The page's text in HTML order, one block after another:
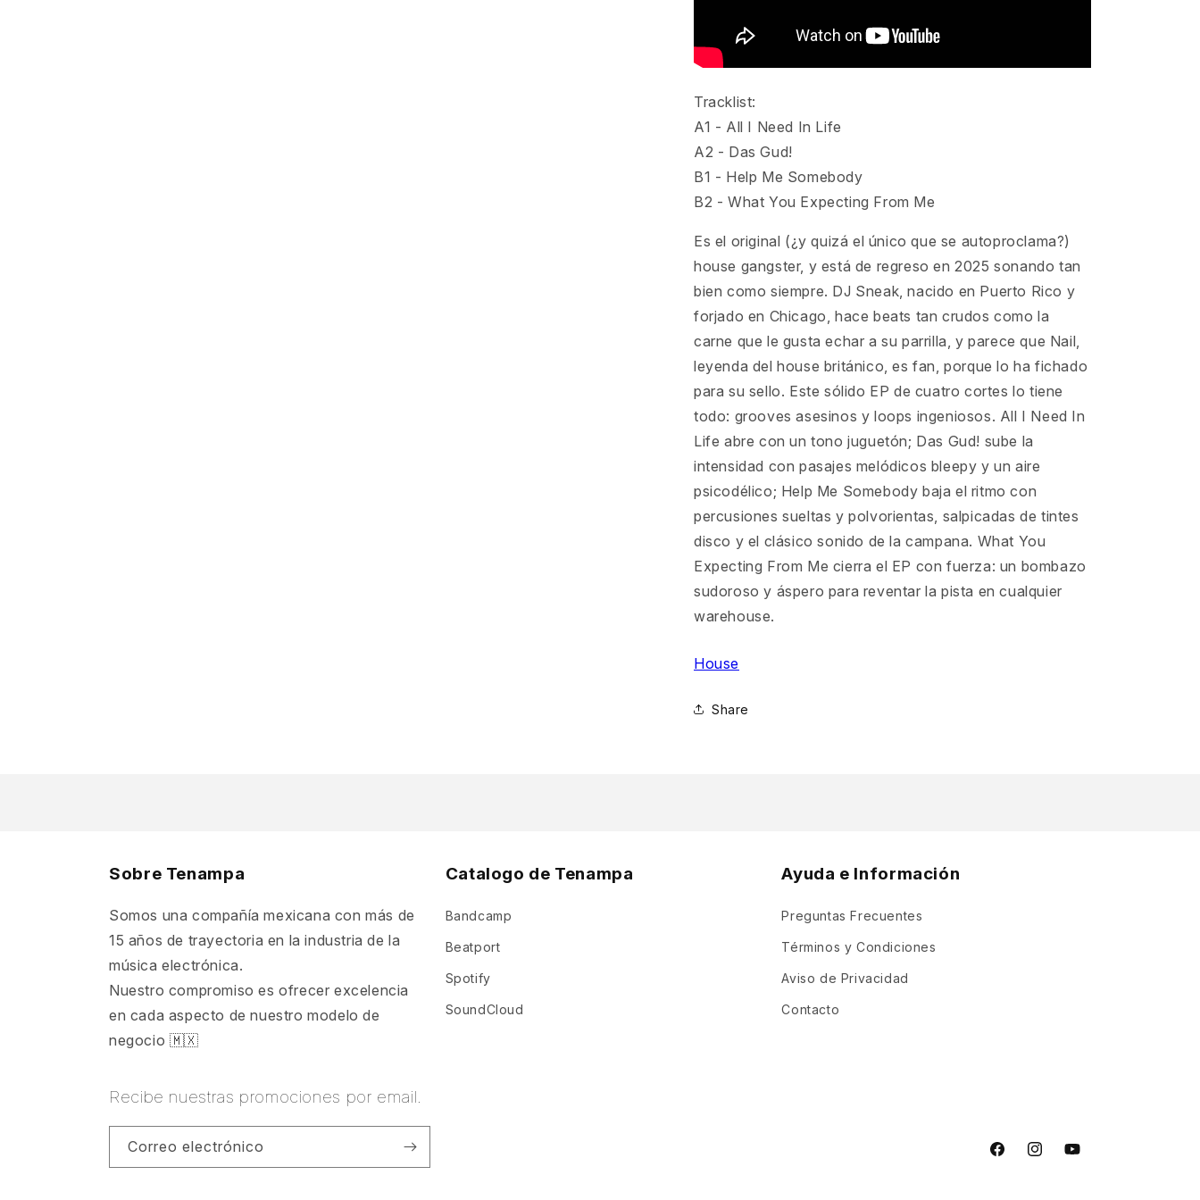
Tracklist:
A1 - All I Need In Life
A2 - Das Gud!
B1 - Help Me Somebody
B2 - What You Expecting From Me
Es el original (¿y quizá el único que se autoproclama?)
house gangster, y está de regreso en 2025 sonando tan
bien como siempre. DJ Sneak, nacido en Puerto Rico y
forjado en Chicago, hace beats tan crudos como la
carne que le gusta echar a su parrilla, y parece que Nail,
leyenda del house británico, es fan, porque lo ha fichado
para su sello. Este sólido EP de cuatro cortes lo tiene
todo: grooves asesinos y loops ingeniosos. All I Need In
Life abre con un tono juguetón; Das Gud! sube la
intensidad con pasajes melódicos bleepy y un aire
psicodélico; Help Me Somebody baja el ritmo con
percusiones sueltas y polvorientas, salpicadas de tintes
disco y el clásico sonido de la campana. What You
Expecting From Me cierra el EP con fuerza: un bombazo
sudoroso y áspero para reventar la pista en cualquier
warehouse.
House
Share
Sobre Tenampa
Somos una compañía mexicana con más de
15 años de trayectoria en la industria de la
música electrónica.
Nuestro compromiso es ofrecer excelencia
en cada aspecto de nuestro modelo de
negocio 🇲🇽
Catalogo de Tenampa
Bandcamp
Beatport
Spotify
SoundCloud
Ayuda e Información
Preguntas Frecuentes
Términos y Condiciones
Aviso de Privacidad
Contacto
Recibe nuestras promociones por email.
Correo electrónico
FacebookInstagramYouTube